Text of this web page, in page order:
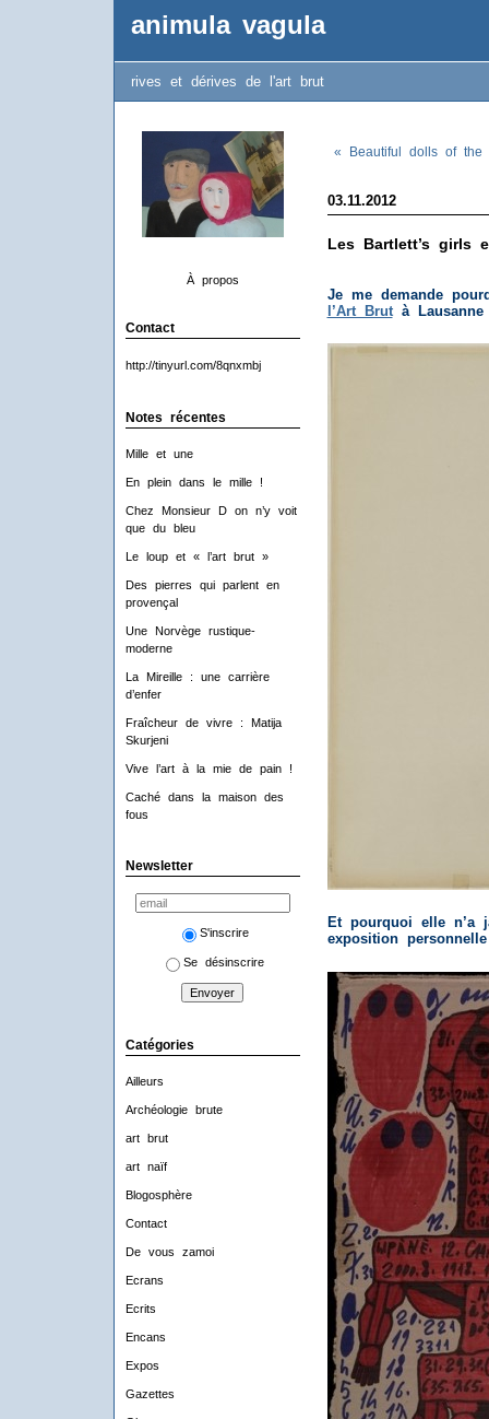
animula vagula
rives et dérives de l'art brut
À propos
Contact
http://tinyurl.com/8qnxmbj
Notes récentes
Mille et une
En plein dans le mille !
Chez Monsieur D on n’y voit
que du bleu
Le loup et « l’art brut »
Des pierres qui parlent en
provençal
Une Norvège rustique-
moderne
La Mireille : une carrière
d’enfer
Fraîcheur de vivre : Matija
Skurjeni
Vive l’art à la mie de pain !
Caché dans la maison des
fous
Newsletter
S'inscrire
Se désinscrire
Catégories
Ailleurs
Archéologie brute
art brut
art naïf
Blogosphère
Contact
De vous zamoi
Ecrans
Ecrits
Encans
Expos
Gazettes
« Beautiful dolls of the
03.11.2012
Les Bartlett’s girls
Je me demande
l’Art Brutà Lausanne
Et pourquoi elle n’a
exposition